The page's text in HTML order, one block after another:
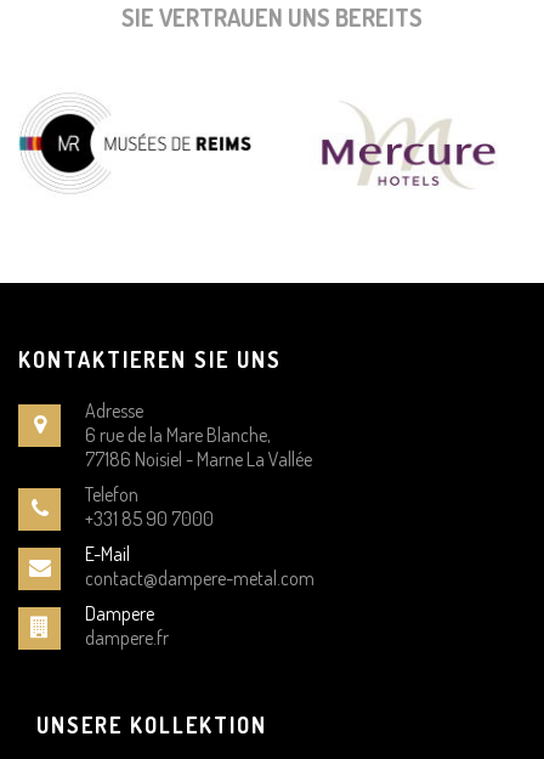
SIE VERTRAUEN UNS BEREITS
KONTAKTIEREN SIE UNS
Adresse
6 rue de la Mare Blanche,
77186 Noisiel - Marne La Vallée
Telefon
+331 85 90 7000
E-Mail
contact@dampere-metal.com
Dampere
dampere.fr
UNSERE KOLLEKTION